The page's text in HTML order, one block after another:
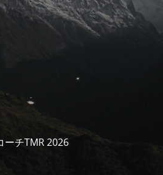
ーチTMR 2026